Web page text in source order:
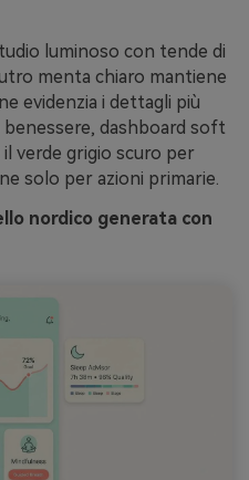
luminoso con tende di
menta chiaro mantiene
evidenzia i dettagli più
dashboard soft
verde grigio scuro per
solo per azioni primarie.
nordico generata con